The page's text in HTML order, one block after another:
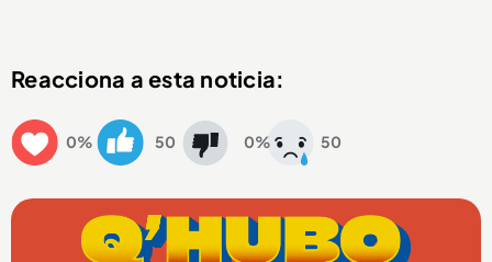
Reacciona a esta noticia:
0% 50 0% 50